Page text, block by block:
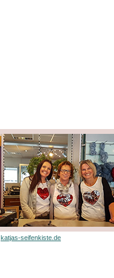
katjas-seifenkiste.de